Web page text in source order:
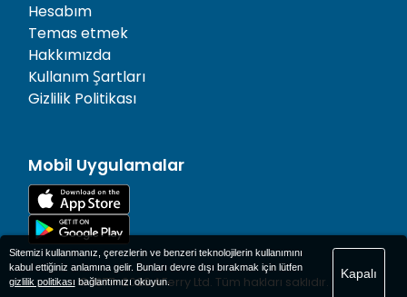
Hesabım
Temas etmek
Hakkımızda
Kullanım Şartları
Gizlilik Politikası
Mobil Uygulamalar
© 1977-2026AFerry Ltd. Tüm hakları saklıdır.
Sitemizi kullanmanız, çerezlerin ve benzeri teknolojilerin kullanımını
kabul ettiğiniz anlamına gelir. Bunları devre dışı bırakmak için lütfen
gizlilik politikası bağlantımızı okuyun.
Kapalı